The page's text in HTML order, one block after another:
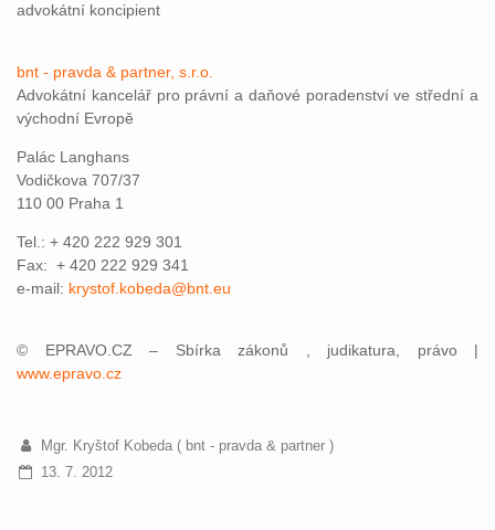
advokátní koncipient
bnt - pravda & partner, s.r.o.
Advokátní kancelář pro právní a daňové poradenství ve střední a
východní Evropě
Palác Langhans
Vodičkova 707/37
110 00 Praha 1
Tel.: + 420 222 929 301
Fax: + 420 222 929 341
e-mail: krystof.kobeda@bnt.eu
© EPRAVO.CZ – Sbírka zákonů , judikatura, právo |
www.epravo.cz
Mgr. Kryštof Kobeda ( bnt - pravda & partner )
13. 7. 2012